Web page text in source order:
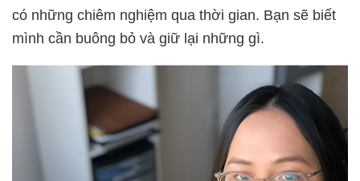
có những chiêm nghiệm qua thời gian. Bạn sẽ biết
mình cần buông bỏ và giữ lại những gì.